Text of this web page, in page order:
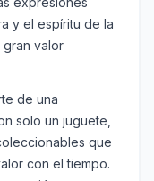
y el espíritu de la
valor
de una
solo un juguete,
que
con el tiempo.